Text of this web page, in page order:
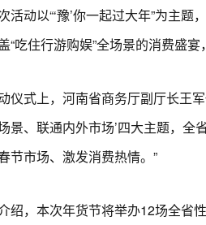
动以“‘豫’你一起过大年”为主题
“吃住行游购娱”全场景的消费盛
式上，河南省商务厅副厅长王军
景、联通内外市场’四大主题，
节市场、激发消费热情。”
，本次年货节将举办12场全省性